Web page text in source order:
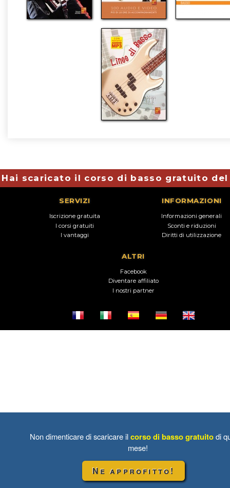
Hai scaricato il corso di basso gratuito del
SERVIZI
Iscrizione gratuita
I corsi gratuiti
I vantaggi
INFORMAZIONI
Informazioni generali
Sconti e riduzioni
Diritti di utilizzazione
ALTRI
Facebook
Diventare affiliato
I nostri partner
Non dimenticare di scaricare ilcorso di basso gratuitodi
mese!
Ne approfitto!